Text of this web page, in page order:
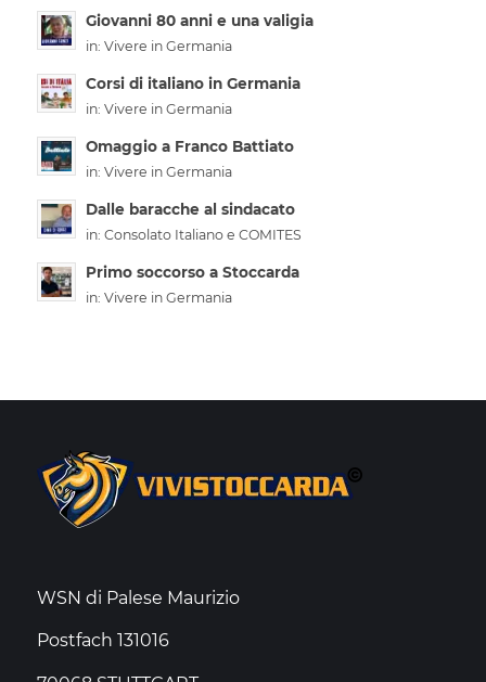
Giovanni 80 anni e una valigia
in: Vivere in Germania
Corsi di italiano in Germania
in: Vivere in Germania
Omaggio a Franco Battiato
in: Vivere in Germania
Dalle baracche al sindacato
in: Consolato Italiano e COMITES
Primo soccorso a Stoccarda
in: Vivere in Germania
WSN di Palese Maurizio
Postfach 131016